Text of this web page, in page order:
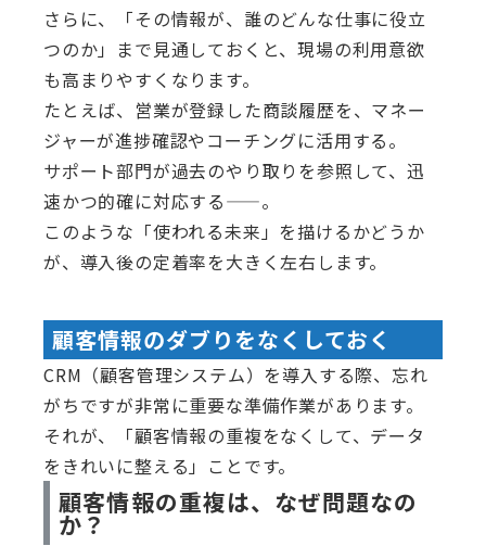
さらに、「その情報が、誰のどんな仕事に役立
つのか」まで見通しておくと、現場の利用意欲
も高まりやすくなります。
たとえば、営業が登録した商談履歴を、マネー
ジャーが進捗確認やコーチングに活用する。
サポート部門が過去のやり取りを参照して、迅
速かつ的確に対応する——。
このような「使われる未来」を描けるかどうか
が、導入後の定着率を大きく左右します。
顧客情報のダブりをなくしておく
CRM（顧客管理システム）を導入する際、忘れ
がちですが非常に重要な準備作業があります。
それが、「顧客情報の重複をなくして、データ
をきれいに整える」ことです。
顧客情報の重複は、なぜ問題なの
か？